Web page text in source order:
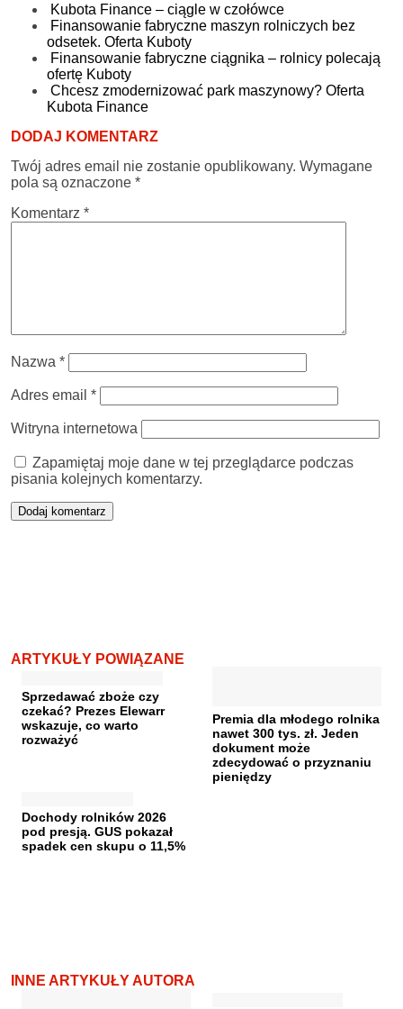
Kubota Finance – ciągle w czołówce
Finansowanie fabryczne maszyn rolniczych bez
odsetek. Oferta Kuboty
Finansowanie fabryczne ciągnika – rolnicy polecają
ofertę Kuboty
Chcesz zmodernizować park maszynowy? Oferta
Kubota Finance
DODAJ KOMENTARZ
Twój adres email nie zostanie opublikowany. Wymagane
pola są oznaczone *
Komentarz *
Nazwa *
Adres email *
Witryna internetowa
Zapamiętaj moje dane w tej przeglądarce podczas
pisania kolejnych komentarzy.
ARTYKUŁY POWIĄZANE
Sprzedawać zboże czy
czekać? Prezes Elewarr
wskazuje, co warto
rozważyć
Premia dla młodego rolnika
nawet 300 tys. zł. Jeden
dokument może
zdecydować o przyznaniu
pieniędzy
Dochody rolników 2026
pod presją. GUS pokazał
spadek cen skupu o 11,5%
INNE ARTYKUŁY AUTORA